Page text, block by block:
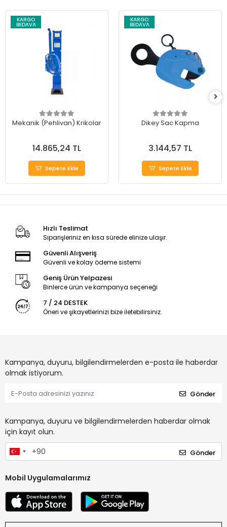
KARGO
BEDAVA
Mekanik (Pehlivan) Krikolar
14.865,24 TL
Sepete Ekle
KARGO
BEDAVA
Dikey Sac Kapma
3.144,57 TL
Sepete Ekle
Hızlı Teslimat
Siparişleriniz en kısa sürede elinize ulaşır.
Güvenli Alışveriş
Güvenli ve kolay ödeme sistemi
Geniş Ürün Yelpazesi
Binlerce ürün ve kampanya seçeneği
7 / 24 DESTEK
Öneri ve şikayetlerinizi bize iletebilirsiniz.
Kampanya, duyuru, bilgilendirmelerden e-posta ile haberdar
olmak istiyorum.
Gönder
Kampanya, duyuru ve bilgilendirmelerden haberdar olmak
için kayıt olun.
Gönder
Mobil Uygulamalarımız